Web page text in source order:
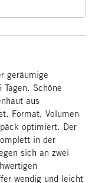
geräumige
Schöne
aus
Format, Volumen
optimiert. Der
in der
sich an zwei
wendig und leicht